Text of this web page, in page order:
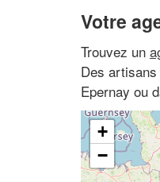
Votre
Trouvez un
Des
Epernay ou
+
−